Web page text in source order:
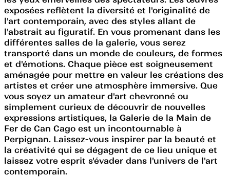
exposées reflètent la diversité et l'originalité de
l'art contemporain, avec des styles allant de
l'abstrait au figuratif. En vous promenant dans les
différentes salles de la galerie, vous serez
transporté dans un monde de couleurs, de formes
et d'émotions. Chaque pièce est soigneusement
aménagée pour mettre en valeur les créations des
artistes et créer une atmosphère immersive. Que
vous soyez un amateur d'art chevronné ou
simplement curieux de découvrir de nouvelles
expressions artistiques, la Galerie de la Main de
Fer de Can Cago est un incontournable à
Perpignan. Laissez-vous inspirer par la beauté et
la créativité qui se dégagent de ce lieu unique et
laissez votre esprit s'évader dans l'univers de l'art
contemporain.